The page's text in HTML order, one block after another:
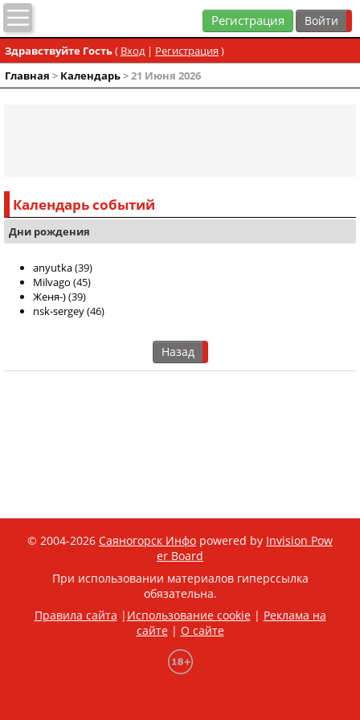
Регистрация
Здравствуйте Гость( Вход| Регистрация )
Главная > Календарь> 21 Июня 2026
Календарь событий
Дни рождения
anyutka(39)
Milvago (45)
Женя-)(39)
nsk-sergey(46)
Назад
© 2004-2026 Саяногорск Инфо powered by Invision Pow
er Board
При использовании материалов гиперссылка
обязательна.
Правила сайта | Использование cookie| Реклама на
сайте| О сайте